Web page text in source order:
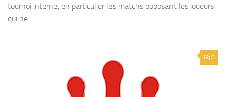
tournoi interne, en particulier les matchs opposant les joueurs
qui ne...
0